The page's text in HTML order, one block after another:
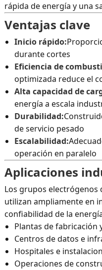
rápida de energía y una
Ventajas clave
Inicio rápido:
durante cortes
Eficiencia de
optimizada reduce el
Alta capacidad de
energía a escala
Durabilidad:
de servicio pesado
Escalabilidad:
operación en paralelo
Aplicaciones
Los grupos electrógenos
utilizan ampliamente en
confiabilidad de la
Plantas de fabricación
Centros de datos e
Hospitales e
Operaciones de